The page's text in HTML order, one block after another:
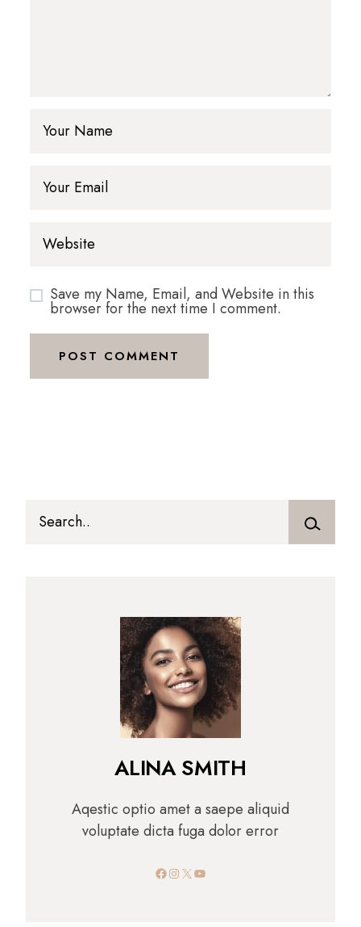
Save my Name, Email, and Website in this
browser for the next time I comment.
ALINA SMITH
Aqestic optio amet a saepe aliquid
voluptate dicta fuga dolor error
Facebook
Instagram
X